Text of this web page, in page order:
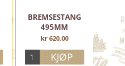
BREMSESTANG
495MM
kr 620,00